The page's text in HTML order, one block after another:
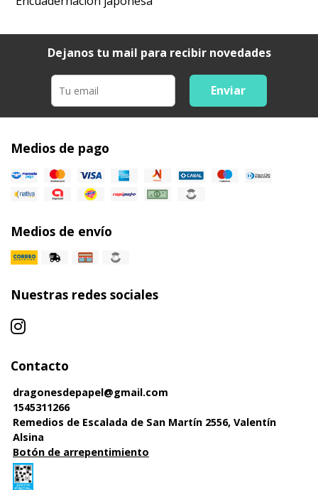
Dejanos tu mail para recibir novedades
Enviar
Medios de pago
Medios de envío
Nuestras redes sociales
Contacto
dragonesdepapel@gmail.com
1545311266
Remedios de Escalada de San Martín 2556, Valentín
Alsina
Botón de arrepentimiento